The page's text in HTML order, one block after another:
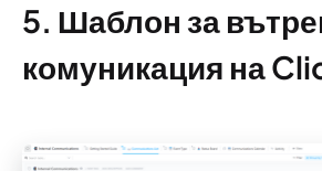
5. Шаблон за
комуникация на